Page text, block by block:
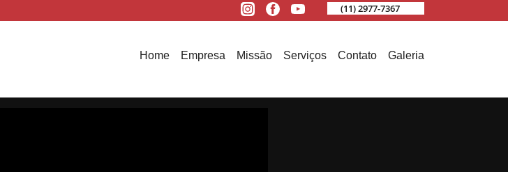
(11) 2977-7367
Home Empresa Missão Serviços Contato Galeria